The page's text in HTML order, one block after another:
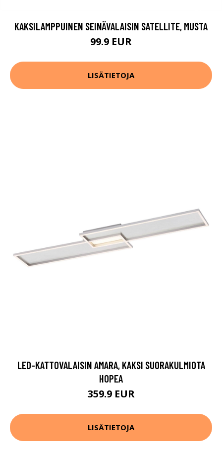
KAKSILAMPPUINEN SEINÄVALAISIN SATELLITE, MUSTA
99.9 EUR
LISÄTIETOJA
LED-KATTOVALAISIN AMARA, KAKSI SUORAKULMIOTA
HOPEA
359.9 EUR
LISÄTIETOJA